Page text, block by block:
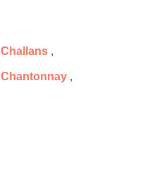
Challans ,
Chantonnay ,